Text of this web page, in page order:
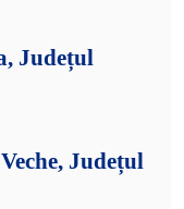
Județul
Județul